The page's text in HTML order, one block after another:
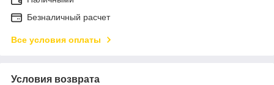
Безналичный расчет
Все условия оплаты
Условия возврата